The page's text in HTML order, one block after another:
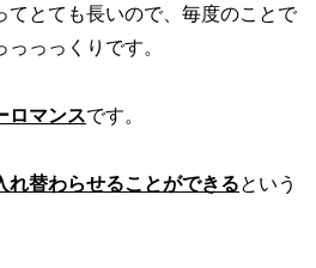
てとても長いので、毎度のことで
っっくりです。
ロマンスです。
れ替わらせることができるという